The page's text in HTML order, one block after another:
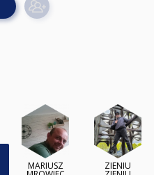
MARIUSZ ZIENIU